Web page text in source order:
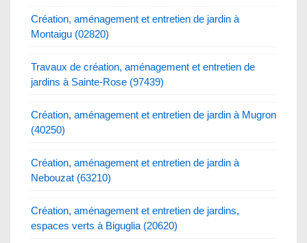
Création, aménagement et entretien de jardin à
Montaigu (02820)
Travaux de création, aménagement et entretien de
jardins à Sainte-Rose (97439)
Création, aménagement et entretien de jardin à Mugron
(40250)
Création, aménagement et entretien de jardin à
Nebouzat (63210)
Création, aménagement et entretien de jardins,
espaces verts à Biguglia (20620)